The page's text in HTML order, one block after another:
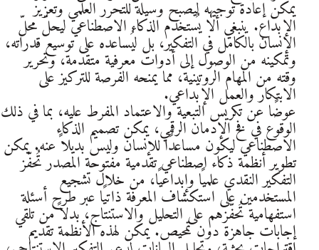
يمكن إعادة توجيهه ليصبح وسيلةً للتحرر العلمي وتعزيز
الإبداع. ينبغي ألا يُستخدم الذكاء الاصطناعي ليحلّ محلّ
الإنسان بالكامل في التفكير، بل ليُساعده على توسيع قدراته،
وتمكينه من الوصول إلى أدوات معرفية متقدمة، وتحرير
وقته من المهام الروتينية، مما يمنحه الفرصة للتركيز على
الابتكار والعمل الإبداعي.
عوضًا عن تكريس التبعية والاعتماد المفرط عليه، بما في ذلك
الوقوع في فخ الإدمان الرقمي، يمكن تصميم الذكاء
الاصطناعي ليكون مساعدًا للإنسان وليس بديلاً عنه. يمكن
تطوير أنظمة ذكاء اصطناعي تقدمية مفتوحة المصدر تُحفّز
التفكير النقدي علميًا وإبداعيًا، من خلال تشجيع
المستخدمين على استكشاف المعرفة ذاتيًا عبر طرح أسئلة
استفهامية تُحفّزهم على التحليل والاستنتاج، بدلاً من تلقي
إجابات جاهزة دون تمحيص. يمكن لهذه الأنظمة تقديم